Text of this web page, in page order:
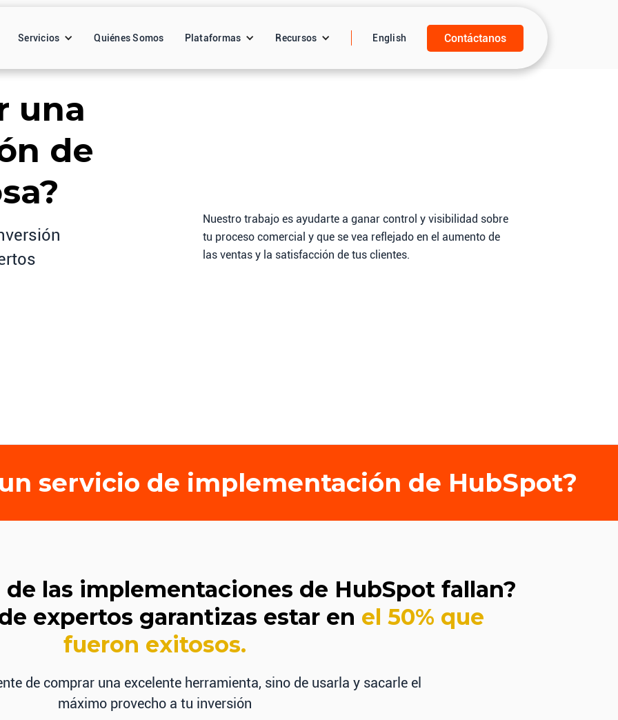
Servicios Quiénes Somos Plataformas Recursos English Contáctanos
una
de
Nuestro trabajo es ayudarte a ganar control y visibilidad sobre
tu proceso comercial y que se vea reflejado en el aumento de
las ventas y la satisfacción de tus clientes.
servicio de implementación de HubSpot?
de las implementaciones de HubSpot fallan?
expertos garantizas estar en el 50% que
fueron exitosos.
de comprar una excelente herramienta, sino de usarla y sacarle el
máximo provecho a tu inversión